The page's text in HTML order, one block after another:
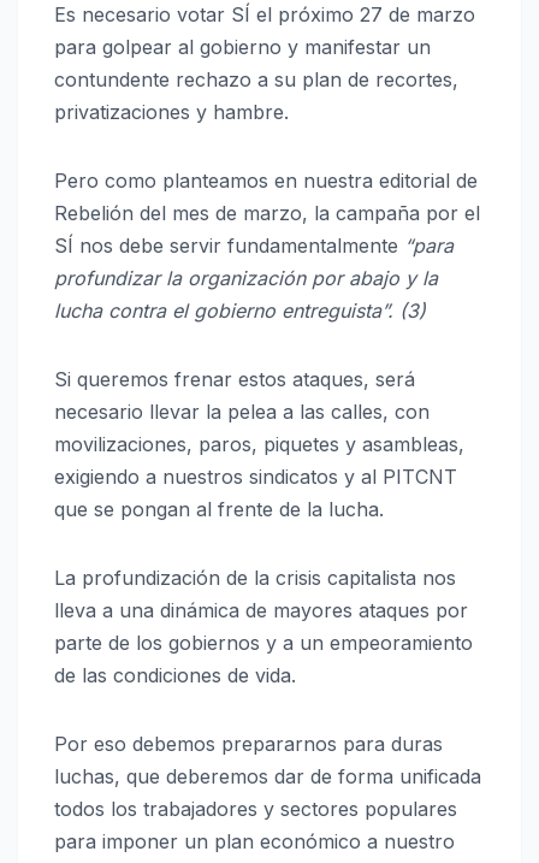
Es necesario votar SÍ el próximo 27 de marzo
para golpear al gobierno y manifestar un
contundente rechazo a su plan de recortes,
privatizaciones y hambre.
Pero como planteamos en nuestra editorial de
Rebelión del mes de marzo, la campaña por el
SÍ nos debe servir fundamentalmente “para
profundizar la organización por abajo y la
lucha contra el gobierno entreguista”. (3)
Si queremos frenar estos ataques, será
necesario llevar la pelea a las calles, con
movilizaciones, paros, piquetes y asambleas,
exigiendo a nuestros sindicatos y al PITCNT
que se pongan al frente de la lucha.
La profundización de la crisis capitalista nos
lleva a una dinámica de mayores ataques por
parte de los gobiernos y a un empeoramiento
de las condiciones de vida.
Por eso debemos prepararnos para duras
luchas, que deberemos dar de forma unificada
todos los trabajadores y sectores populares
para imponer un plan económico a nuestro